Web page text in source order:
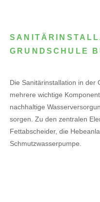
GRUNDSCHULE
Die Sanitärinstallation in der
mehrere wichtige
nachhaltige
sorgen. Zu den zentralen
Fettabscheider, die
Schmutzwasserpumpe.